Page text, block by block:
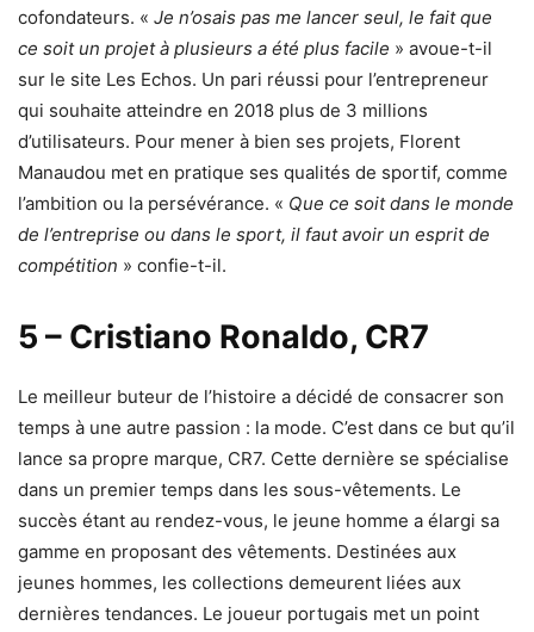
cofondateurs. « Je n’osais pas me lancer seul, le fait que
ce soit un projet à plusieurs a été plus facile » avoue-t-il
sur le site Les Echos. Un pari réussi pour l’entrepreneur
qui souhaite atteindre en 2018 plus de 3 millions
d’utilisateurs. Pour mener à bien ses projets, Florent
Manaudou met en pratique ses qualités de sportif, comme
l’ambition ou la persévérance. « Que ce soit dans le monde
de l’entreprise ou dans le sport, il faut avoir un esprit de
compétition » confie-t-il.
5 – Cristiano Ronaldo, CR7
Le meilleur buteur de l’histoire a décidé de consacrer son
temps à une autre passion : la mode. C’est dans ce but qu’il
lance sa propre marque, CR7. Cette dernière se spécialise
dans un premier temps dans les sous-vêtements. Le
succès étant au rendez-vous, le jeune homme a élargi sa
gamme en proposant des vêtements. Destinées aux
jeunes hommes, les collections demeurent liées aux
dernières tendances. Le joueur portugais met un point